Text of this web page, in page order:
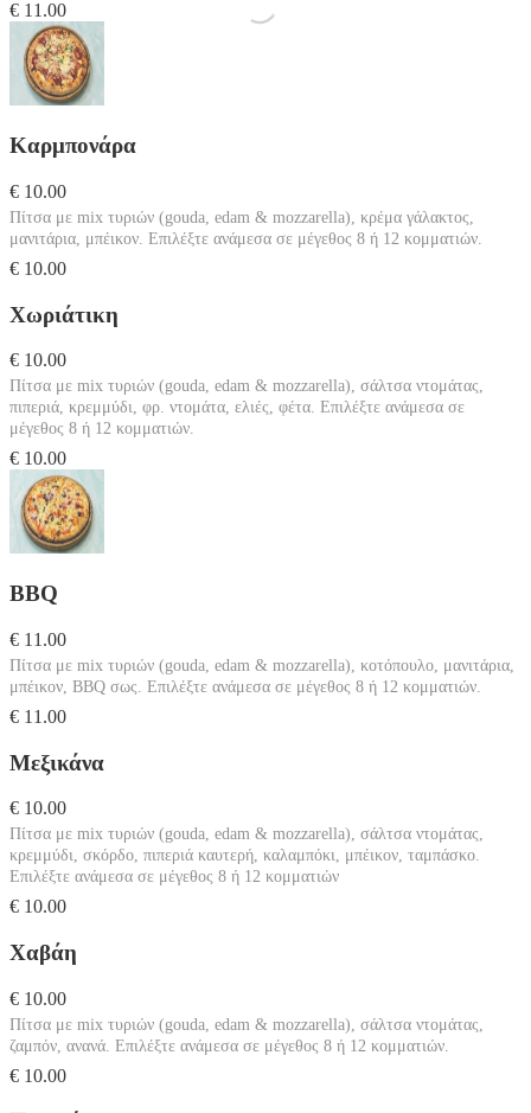
€ 11.00
Καρμπονάρα
€ 10.00
Πίτσα με mix τυριών (gouda, edam & mozzarella), κρέμα γάλακτος,
μανιτάρια, μπέικον. Επιλέξτε ανάμεσα σε μέγεθος 8 ή 12 κομματιών.
€ 10.00
Χωριάτικη
€ 10.00
Πίτσα με mix τυριών (gouda, edam & mozzarella), σάλτσα ντομάτας,
πιπεριά, κρεμμύδι, φρ. ντομάτα, ελιές, φέτα. Επιλέξτε ανάμεσα σε
μέγεθος 8 ή 12 κομματιών.
€ 10.00
BBQ
€ 11.00
Πίτσα με mix τυριών (gouda, edam & mozzarella), κοτόπουλο, μανιτάρια,
μπέικον, BBQ σως. Επιλέξτε ανάμεσα σε μέγεθος 8 ή 12 κομματιών.
€ 11.00
Μεξικάνα
€ 10.00
Πίτσα με mix τυριών (gouda, edam & mozzarella), σάλτσα ντομάτας,
κρεμμύδι, σκόρδο, πιπεριά καυτερή, καλαμπόκι, μπέικον, ταμπάσκο.
Επιλέξτε ανάμεσα σε μέγεθος 8 ή 12 κομματιών
€ 10.00
Χαβάη
€ 10.00
Πίτσα με mix τυριών (gouda, edam & mozzarella), σάλτσα ντομάτας,
ζαμπόν, ανανά. Επιλέξτε ανάμεσα σε μέγεθος 8 ή 12 κομματιών.
€ 10.00